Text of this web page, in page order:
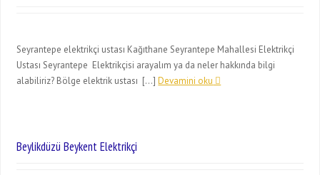
Seyrantepe elektrikçi ustası Kağıthane Seyrantepe Mahallesi Elektrikçi
Ustası Seyrantepe Elektrikçisi arayalım ya da neler hakkında bilgi
alabiliriz? Bölge elektrik ustası […]Devamini oku
Beylikdüzü Beykent Elektrikçi